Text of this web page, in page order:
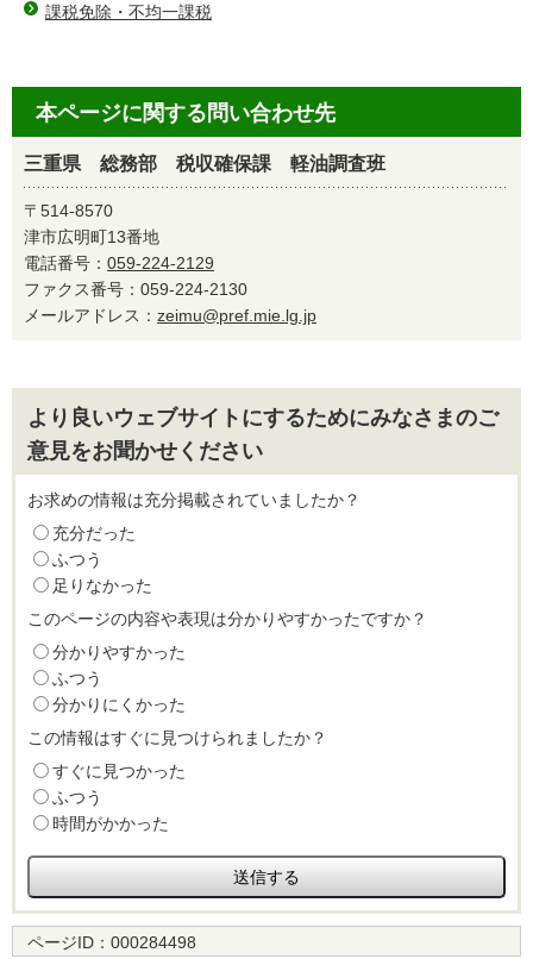
課税免除・不均一課税
本ページに関する問い合わせ先
三重県 総務部 税収確保課 軽油調査班
〒514-8570
津市広明町13番地
電話番号： 059-224-2129
ファクス番号：059-224-2130
メールアドレス： zeimu@pref.mie.lg.jp
より良いウェブサイトにするためにみなさまのご
意見をお聞かせください
お求めの情報は充分掲載されていましたか？
充分だった
ふつう
足りなかった
このページの内容や表現は分かりやすかったですか？
分かりやすかった
ふつう
分かりにくかった
この情報はすぐに見つけられましたか？
すぐに見つかった
ふつう
時間がかかった
ページID： 000284498